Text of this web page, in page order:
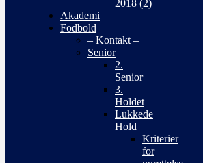
2018 (2)
Akademi
Fodbold
– Kontakt –
Senior
2.
Senior
3.
Holdet
Lukkede
Hold
Kriterier
for